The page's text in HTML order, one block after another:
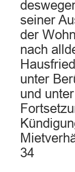
seiner
der
nach
unter
und
34